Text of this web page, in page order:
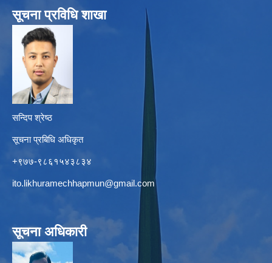
सूचना प्रविधि शाखा
सन्दिप श्रेष्ठ
सूचना प्रबिधि अधिकृत
+९७७-९८६१५४३८३४
ito.likhuramechhapmun@gmail.com
सूचना अधिकारी